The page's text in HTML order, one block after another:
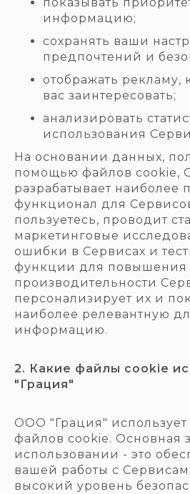
информацию;
сохранять ваши
предпочтений и
отображать рекламу,
вас заинтересовать;
анализировать
использования
На основании данных,
помощью файлов cookie,
разрабатывает наиболее
функционал для
пользуетесь, проводит
маркетинговые
ошибки в Сервисах и
функции для повышения
производительности
персонализирует их и
наиболее релевантную
информацию.
2. Какие файлы cookie
"Грация"
ООО "Грация"
файлов cookie. Основная
использовании - это
вашей работы с
высокий уровень